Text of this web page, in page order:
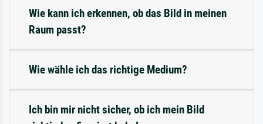
Wie kann ich erkennen, ob das Bild in meinen
Raum passt?
Wie wähle ich das richtige Medium?
Ich bin mir nicht sicher, ob ich mein Bild